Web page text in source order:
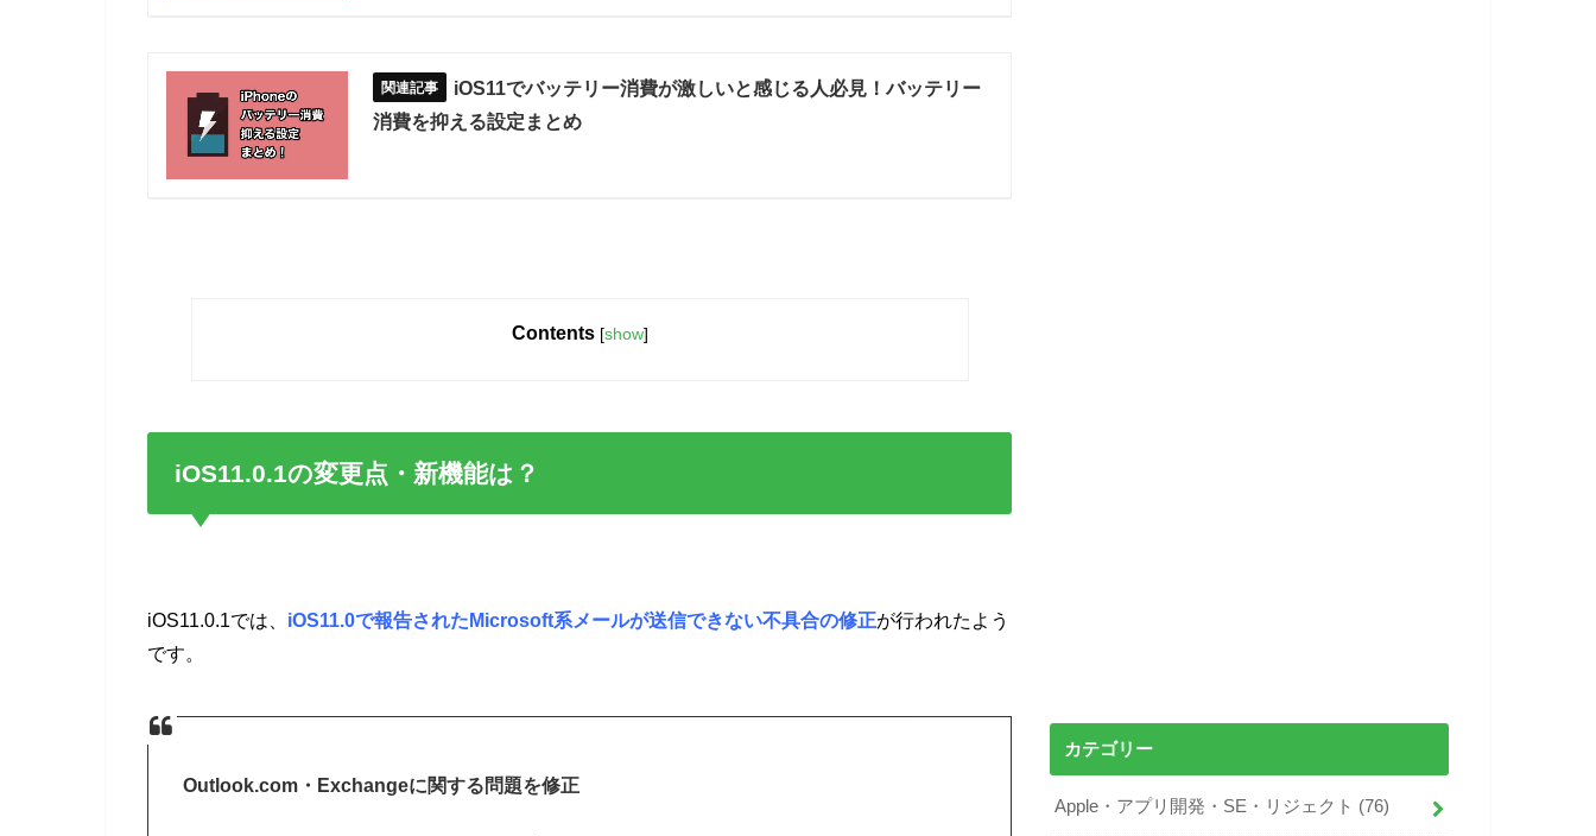
iOS11でバッテリー消費が激しいと感じる人必見！バッテリー
消費を抑える設定まとめ
Contents [show]
iOS11.0.1の変更点・新機能は？
iOS11.0.1では、 iOS11.0で報告されたMicrosoft系メールが送信できない不具合の修正が行われたよう
です。
Outlook.com・Exchangeに関する問題を修正
カテゴリー
Apple・アプリ開発・SE・リジェクト (76)